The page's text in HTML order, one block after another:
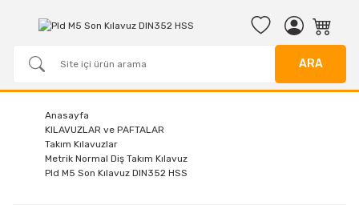
ARA
Anasayfa
KILAVUZLAR ve PAFTALAR
Takım Kılavuzlar
Metrik Normal Diş Takım Kılavuz
Pld M5 Son Kılavuz DIN352 HSS